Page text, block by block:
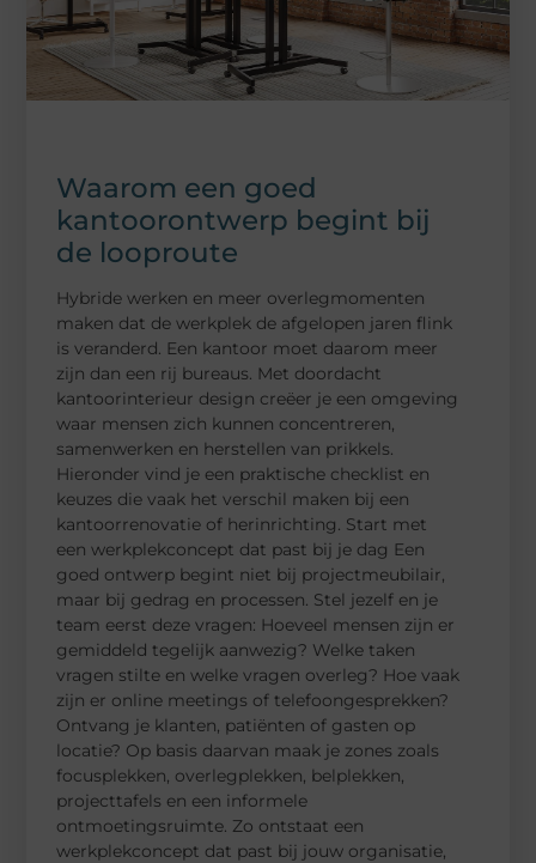
Waarom een goed
kantoorontwerp begint bij
de looproute
Hybride werken en meer overlegmomenten
maken dat de werkplek de afgelopen jaren flink
is veranderd. Een kantoor moet daarom meer
zijn dan een rij bureaus. Met doordacht
kantoorinterieur design creëer je een omgeving
waar mensen zich kunnen concentreren,
samenwerken en herstellen van prikkels.
Hieronder vind je een praktische checklist en
keuzes die vaak het verschil maken bij een
kantoorrenovatie of herinrichting. Start met
een werkplekconcept dat past bij je dag Een
goed ontwerp begint niet bij projectmeubilair,
maar bij gedrag en processen. Stel jezelf en je
team eerst deze vragen: Hoeveel mensen zijn er
gemiddeld tegelijk aanwezig? Welke taken
vragen stilte en welke vragen overleg? Hoe vaak
zijn er online meetings of telefoongesprekken?
Ontvang je klanten, patiënten of gasten op
locatie? Op basis daarvan maak je zones zoals
focusplekken, overlegplekken, belplekken,
projecttafels en een informele
ontmoetingsruimte. Zo ontstaat een
werkplekconcept dat past bij jouw organisatie,